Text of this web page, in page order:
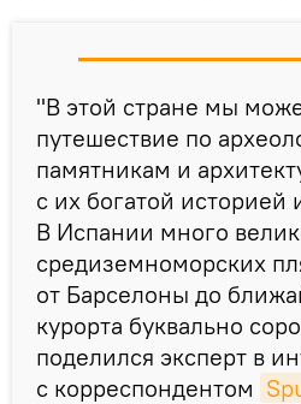
"В этой стране мы
путешествие по
памятникам и
с их богатой
В Испании много
средиземноморских
от Барселоны до
курорта буквально
поделился эксперт в
с корреспондентом